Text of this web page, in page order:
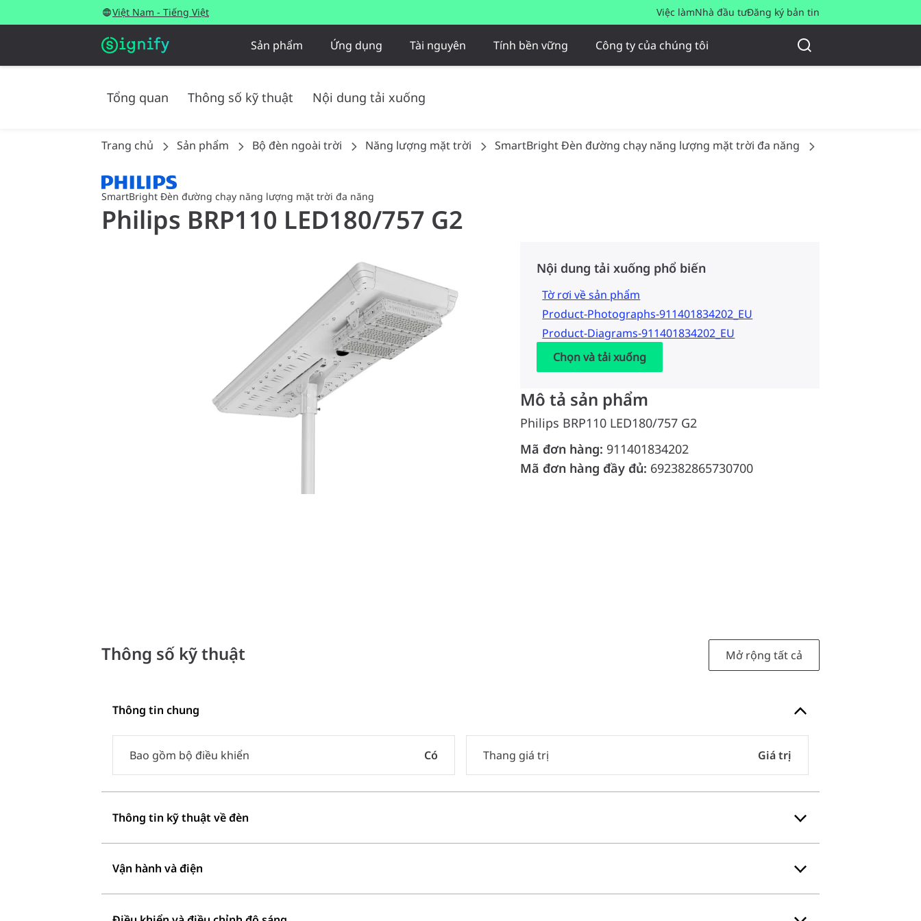
Việt Nam - Tiếng Việt Việc làmNhà đầu tưĐăng ký bản tin
Sản phẩm Ứng dụng Tài nguyên Tính bền vững Công ty của chúng tôi
Tổng quan Thông số kỹ thuật Nội dung tải xuống
Trang chủ Sản phẩm Bộ đèn ngoài trời Năng lượng mặt trời SmartBright Đèn đường chạy năng lượng mặt trời đa năng
SmartBright Đèn đường chạy năng lượng mặt trời đa năng
Philips BRP110 LED180/757 G2
Nội dung tải xuống phổ biến
Tờ rơi về sản phẩm
Product-Photographs-911401834202_EU
Product-Diagrams-911401834202_EU
Chọn và tải xuống
Mô tả sản phẩm
Philips BRP110 LED180/757 G2
Mã đơn hàng: 911401834202
Mã đơn hàng đầy đủ: 692382865730700
Thông số kỹ thuật Mở rộng tất cả
Thông tin chung
Bao gồm bộ điều khiển Có Thang giá trị Giá trị
Thông tin kỹ thuật về đèn
Vận hành và điện